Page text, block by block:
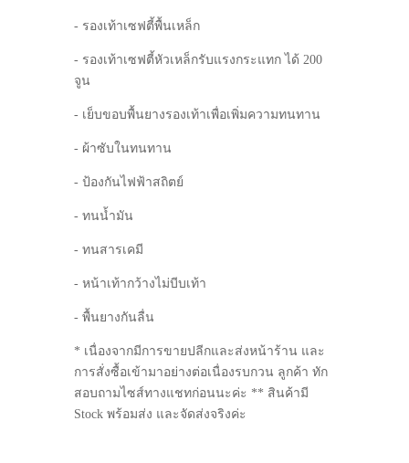
- รองเท้าเซฟตี้พื้นเหล็ก
- รองเท้าเซฟตี้หัวเหล็กรับแรงกระแทก ได้ 200
จูน
- เย็บขอบพื้นยางรองเท้าเพื่อเพิ่มความทนทาน
- ผ้าซับในทนทาน
- ป้องกันไฟฟ้าสถิตย์
- ทนน้ำมัน
- ทนสารเคมี
- หน้าเท้ากว้างไม่บีบเท้า
- พื้นยางกันลื่น
* เนื่องจากมีการขายปลีกและส่งหน้าร้าน และ
การสั่งซื้อเข้ามาอย่างต่อเนื่องรบกวน ลูกค้า ทัก
สอบถามไซส์ทางแชทก่อนนะค่ะ ** สินค้ามี
Stock พร้อมส่ง และจัดส่งจริงค่ะ